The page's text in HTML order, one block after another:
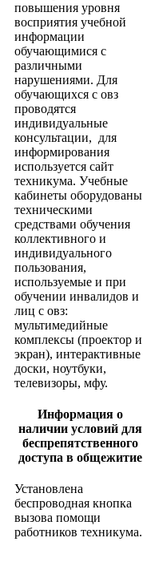
повышения уровня
восприятия учебной
информации
обучающимися с
различными
нарушениями. Для
обучающихся с овз
проводятся
индивидуальные
консультации, для
информирования
используется сайт
техникума. Учебные
кабинеты оборудованы
техническими
средствами обучения
коллективного и
индивидуального
пользования,
используемые и при
обучении инвалидов и
лиц с овз:
мультимедийные
комплексы (проектор и
экран), интерактивные
доски, ноутбуки,
телевизоры, мфу.
Информация о
наличии условий для
беспрепятственного
доступа в общежитие
Установлена
беспроводная кнопка
вызова помощи
работников техникума.